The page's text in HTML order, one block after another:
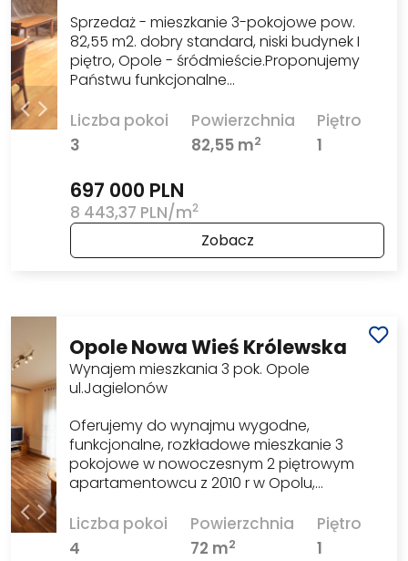
Sprzedaż - mieszkanie 3-pokojowe pow.
82,55 m2. dobry standard, niski budynek I
piętro, Opole - śródmieście.Proponujemy
Państwu funkcjonalne…
Liczba pokoi
3
Powierzchnia
82,55 m2
Piętro
1
697 000 PLN
8 443,37 PLN/m2
Zobacz
Opole Nowa Wieś Królewska
Wynajem mieszkania 3 pok. Opole
ul.Jagielonów
Oferujemy do wynajmu wygodne,
funkcjonalne, rozkładowe mieszkanie 3
pokojowe w nowoczesnym 2 piętrowym
apartamentowcu z 2010 r w Opolu,…
Liczba pokoi
4
Powierzchnia
72 m2
Piętro
1